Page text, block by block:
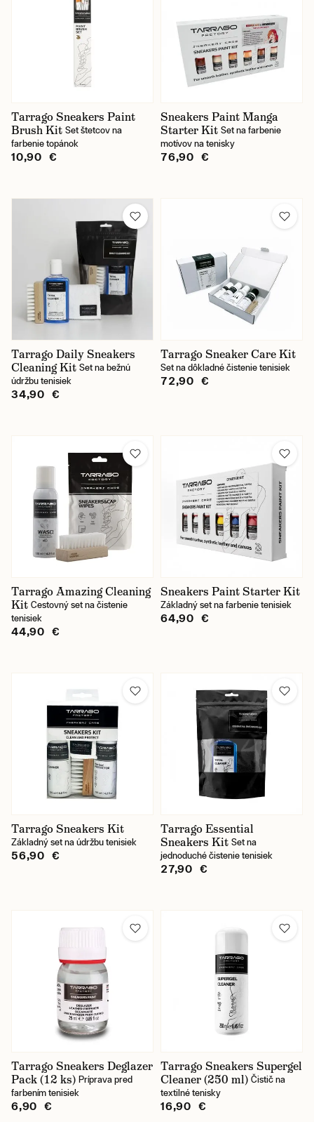
Tarrago Sneakers Paint
Brush Kit Set štetcov na
farbenie topánok
10,90 €
Sneakers Paint Manga
Starter Kit Set na farbenie
motívov na tenisky
76,90 €
Tarrago Daily Sneakers
Cleaning Kit Set na bežnú
údržbu tenisiek
34,90 €
Tarrago Sneaker Care Kit
Set na dôkladné čistenie tenisiek
72,90 €
Tarrago Amazing Cleaning
Kit Cestovný set na čistenie
tenisiek
44,90 €
Sneakers Paint Starter Kit
Základný set na farbenie tenisiek
64,90 €
Tarrago Sneakers Kit
Základný set na údržbu tenisiek
56,90 €
Tarrago Essential
Sneakers Kit Set na
jednoduché čistenie tenisiek
27,90 €
Tarrago Sneakers Deglazer
Pack (12 ks) Príprava pred
farbením tenisiek
6,90 €
Tarrago Sneakers Supergel
Cleaner (250 ml) Čistič na
textilné tenisky
16,90 €